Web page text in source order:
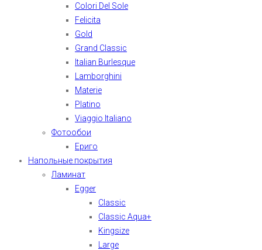
Colori Del Sole
Felicita
Gold
Grand Classic
Italian Burlesque
Lamborghini
Materie
Platino
Viaggio Italiano
Фотообои
Ериго
Напольные покрытия
Ламинат
Egger
Classic
Classic Aqua+
Kingsize
Large